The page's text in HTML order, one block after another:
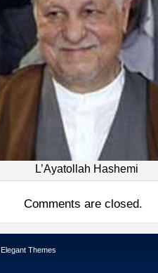
L’Ayatollah Hashemi
Comments are closed.
Elegant Themes